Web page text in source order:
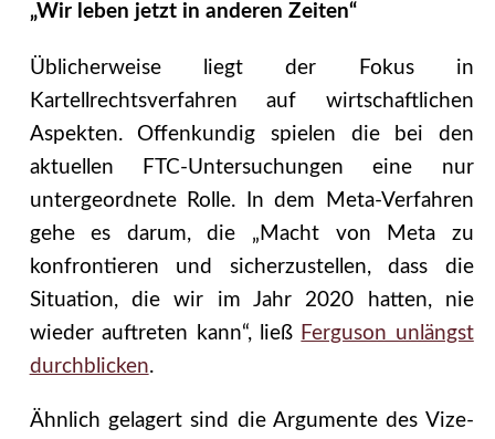
„Wir leben jetzt in anderen Zeiten“
Üblicherweise liegt der Fokus in
Kartellrechtsverfahren auf wirtschaftlichen
Aspekten. Offenkundig spielen die bei den
aktuellen FTC-Untersuchungen eine nur
untergeordnete Rolle. In dem Meta-Verfahren
gehe es darum, die „Macht von Meta zu
konfrontieren und sicherzustellen, dass die
Situation, die wir im Jahr 2020 hatten, nie
wieder auftreten kann“, ließ Ferguson unlängst
durchblicken.
Ähnlich gelagert sind die Argumente des Vize-